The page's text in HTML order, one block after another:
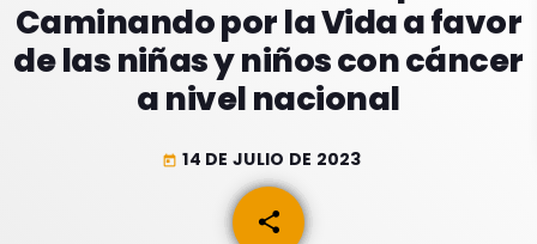
play_arrow EMISIÓN COCHABAMBA
ESLATINO NEWS
Caminando por la Vida a favor
de las niñas y niños con cáncer
a nivel nacional
today 14 DE JULIO DE 2023
share
email